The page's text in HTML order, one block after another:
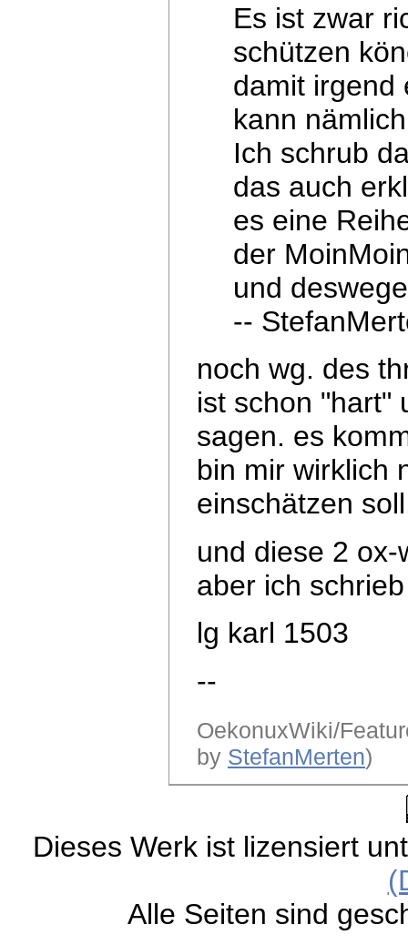
Es ist zwar
schützen
damit irgend
kann
Ich schrub
das auch
es eine
der
und
--
noch wg. des
ist schon "hart"
sagen. es
bin mir wirklich
einschätzen
und diese 2
aber ich
lg karl 1503
--
OekonuxWiki/
by StefanMerten)
Dieses Werk ist lizensiert
Alle Seiten sind